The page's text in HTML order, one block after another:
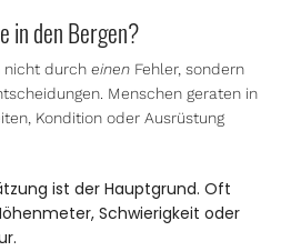
in den Bergen?
nicht durcheinen Fehler, sondern
Menschen geraten in
Kondition oder Ausrüstung
ist der Hauptgrund. Oft
Schwierigkeit oder